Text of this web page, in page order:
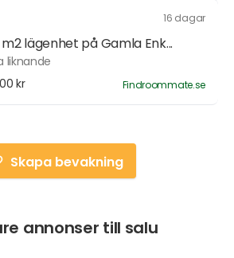
16 dagar
lägenhet på Gamla Enk...
liknande
kr
Findroommate.se
Skapa bevakning
annonser till salu